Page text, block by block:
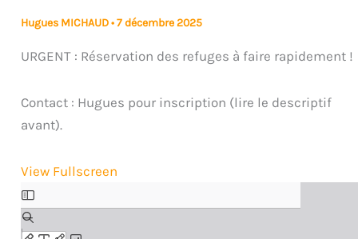
individuel
en
progression
Hugues MICHAUD•7 décembre 2025
URGENT : Réservation des refuges à faire rapidement !
Contact : Hugues pour inscription (lire le descriptif
avant).
View Fullscreen
Aller
au